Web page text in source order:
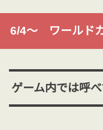
6/4〜 ワールド
ゲーム内では呼